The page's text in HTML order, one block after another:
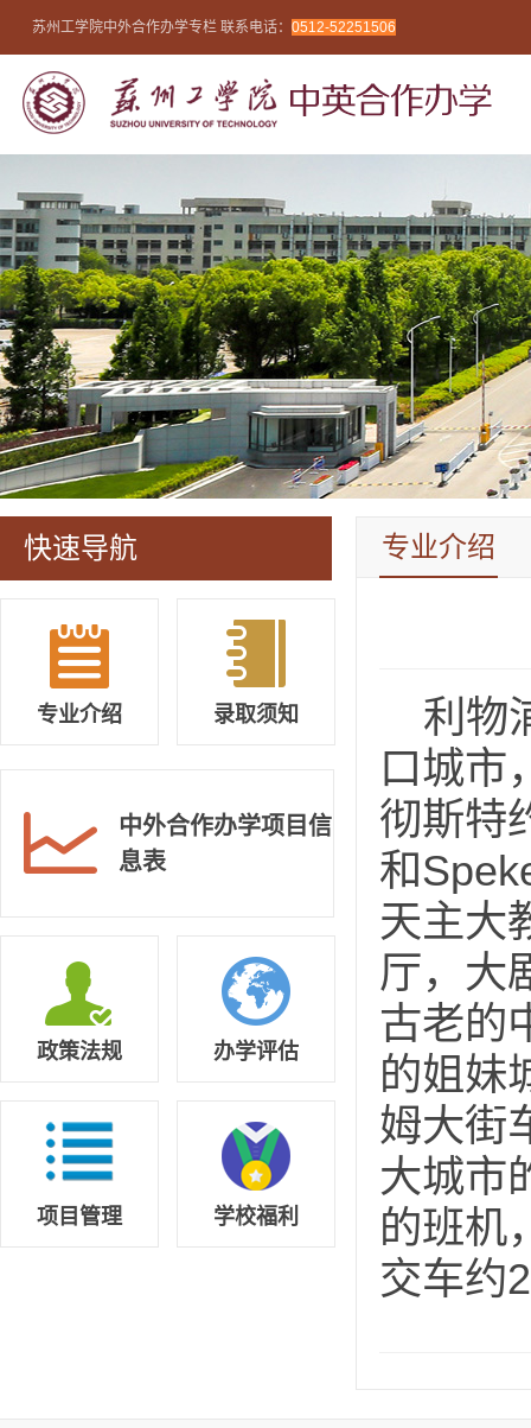
苏州工学院中外合作办学专栏 联系电话： 0512-52251506
快速导航
专业介绍 录取须知
中外合作办学项目信
息表
政策法规 办学评估
项目管理 学校福利
专业介绍
利物
口城市
彻斯特
和
天主大
厅，大
古老的
的姐妹
姆大街
大城市
的班机
交车约